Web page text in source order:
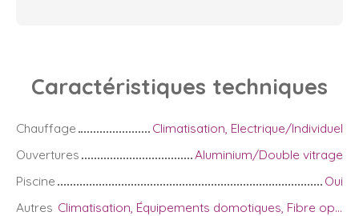
Caractéristiques techniques
Chauffage
Climatisation, Electrique/Individuel
Ouvertures
Aluminium/Double vitrage
Piscine
Oui
Autres
Climatisation, Équipements domotiques, Fibre optique, Interphone, Portail motorisé, Système d'alarme